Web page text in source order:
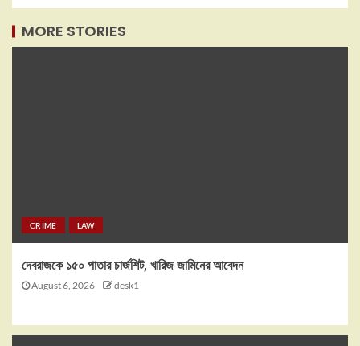
MORE STORIES
CRIME LAW
দেবরাজকে ১৫০ পাতার চার্জশিট, খারিজ জামিনের আবেদন
August 6, 2026 desk1